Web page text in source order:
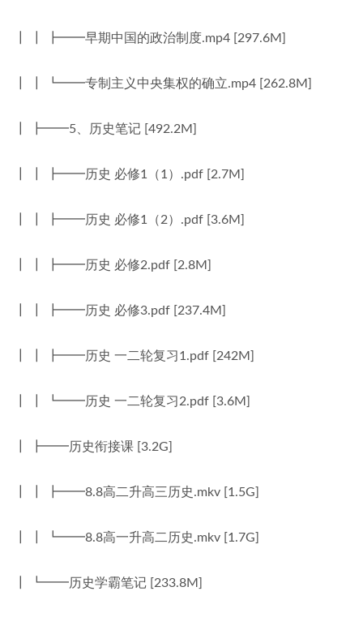
┃ ┃ ┣━━早期中国的政治制度.mp4 [297.6M]
┃ ┃ ┗━━专制主义中央集权的确立.mp4 [262.8M]
┃ ┣━━5、历史笔记 [492.2M]
┃ ┃ ┣━━历史 必修1（1）.pdf [2.7M]
┃ ┃ ┣━━历史 必修1（2）.pdf [3.6M]
┃ ┃ ┣━━历史 必修2.pdf [2.8M]
┃ ┃ ┣━━历史 必修3.pdf [237.4M]
┃ ┃ ┣━━历史 一二轮复习1.pdf [242M]
┃ ┃ ┗━━历史 一二轮复习2.pdf [3.6M]
┃ ┣━━历史衔接课 [3.2G]
┃ ┃ ┣━━8.8高二升高三历史.mkv [1.5G]
┃ ┃ ┗━━8.8高一升高二历史.mkv [1.7G]
┃ ┗━━历史学霸笔记 [233.8M]